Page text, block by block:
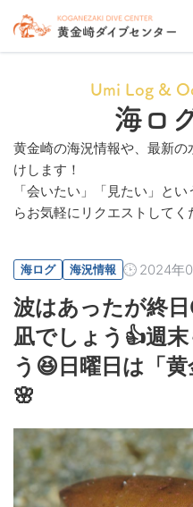
Umi Log &
海ロ
黄金崎の海況情報や、最新
けします！
「会いたい」「見たい」と
らお気軽にリクエストしてく
海ログ 海況情報 2024年
波はあったが終
凪でしょう👍週
う😆日曜日は「
🌸